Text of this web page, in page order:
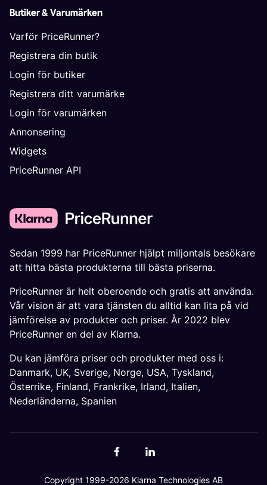
Butiker & Varumärken
Varför PriceRunner?
Registrera din butik
Login för butiker
Registrera ditt varumärke
Login för varumärken
Annonsering
Widgets
PriceRunner API
Sedan 1999 har PriceRunner hjälpt miljontals besökare
att hitta bästa produkterna till bästa priserna.
PriceRunner är helt oberoende och gratis att använda.
Vår vision är att vara tjänsten du alltid kan lita på vid
jämförelse av produkter och priser. År 2022 blev
PriceRunner en del av Klarna.
Du kan jämföra priser och produkter med oss i:
Danmark, UK, Sverige, Norge, USA, Tyskland,
Österrike, Finland, Frankrike, Irland, Italien,
Nederländerna, Spanien
Copyright 1999-2026 Klarna Technologies AB